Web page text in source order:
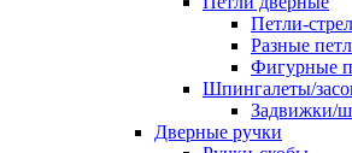
Петли-
Разные
Фигурные
Шпингалеты/
Задвижки/
Дверные ручки